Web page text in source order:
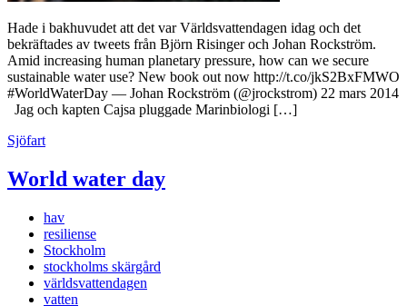
Hade i bakhuvudet att det var Världsvattendagen idag och det
bekräftades av tweets från Björn Risinger och Johan Rockström.
Amid increasing human planetary pressure, how can we secure
sustainable water use? New book out now http://t.co/jkS2BxFMWO
#WorldWaterDay — Johan Rockström (@jrockstrom) 22 mars 2014
Jag och kapten Cajsa pluggade Marinbiologi […]
Sjöfart
World water day
hav
resiliense
Stockholm
stockholms skärgård
världsvattendagen
vatten